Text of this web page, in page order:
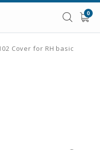
0
Cover for RH basic